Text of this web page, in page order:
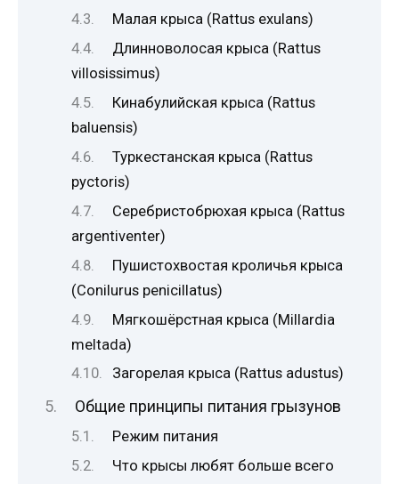
Малая крыса (Rattus exulans)
Длинноволосая крыса (Rattus
villosissimus)
Кинабулийская крыса (Rattus
baluensis)
Туркестанская крыса (Rattus
pyctoris)
Серебристобрюхая крыса (Rattus
argentiventer)
Пушистохвостая кроличья крыса
(Conilurus penicillatus)
Мягкошёрстная крыса (Millardia
meltada)
Загорелая крыса (Rattus adustus)
Общие принципы питания грызунов
Режим питания
Что крысы любят больше всего